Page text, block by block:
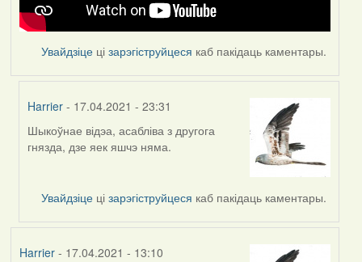
Увайдзіце цізарэгіструйцеся каб пакідаць каментары.
Harrier - 17.04.2021 - 23:31
In
reply
Feather
Шыкоўнае відэа, асабліва з другога
гнязда, дзе яек яшчэ няма.
Увайдзіце цізарэгіструйцеся каб пакідаць каментары.
Harrier- 17.04.2021 - 13:10